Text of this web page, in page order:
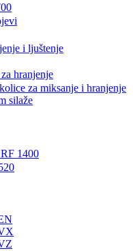
i ljuštenje
hranjenje
za miksanje i hranjenje
silaže
1400